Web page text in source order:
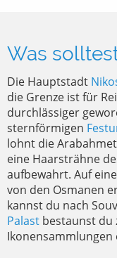
Was
Die Hauptstadt
die Grenze ist für
durchlässiger
sternförmigen
lohnt die
eine Haarsträhne
aufbewahrt. Auf
von den Osmanen
kannst du nach
Palast bestaunst du
Ikonensammlungen